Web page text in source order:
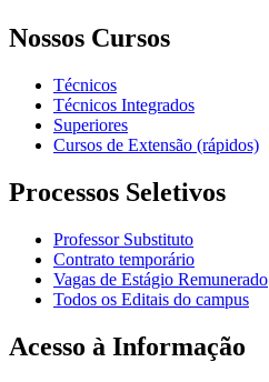
Nossos Cursos
Técnicos
Técnicos Integrados
Superiores
Cursos de Extensão (rápidos)
Processos Seletivos
Professor Substituto
Contrato temporário
Vagas de Estágio Remunerado
Todos os Editais do campus
Acesso à Informação